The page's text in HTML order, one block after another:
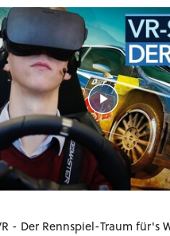
- Der Rennspiel-Traum für's